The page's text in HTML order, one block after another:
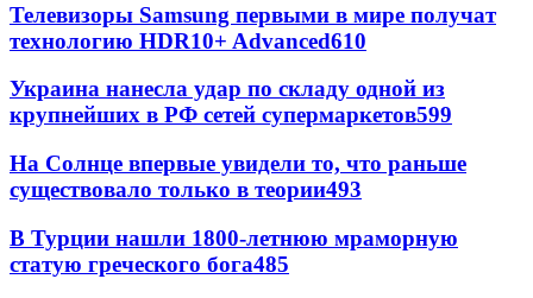
Телевизоры Samsung первыми в мире получат
технологию HDR10+ Advanced610
Украина нанесла удар по складу одной из
крупнейших в РФ сетей супермаркетов599
На Солнце впервые увидели то, что раньше
существовало только в теории493
В Турции нашли 1800-летнюю мраморную
статую греческого бога485